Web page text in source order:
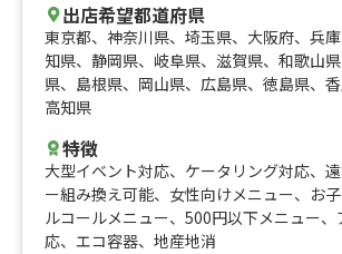
出店希望都道府県
東京都、 神奈川県、 埼玉県、 大阪府、 兵
知県、 静岡県、 岐阜県、 滋賀県、 和歌山県
県、 島根県、 岡山県、 広島県、 徳島県、
高知県
特徴
大型イベント対応、 ケータリング対応、
ー組み換え可能、 女性向けメニュー、 お
ルコールメニュー、 500円以下メニュー、
応、 エコ容器、 地産地消